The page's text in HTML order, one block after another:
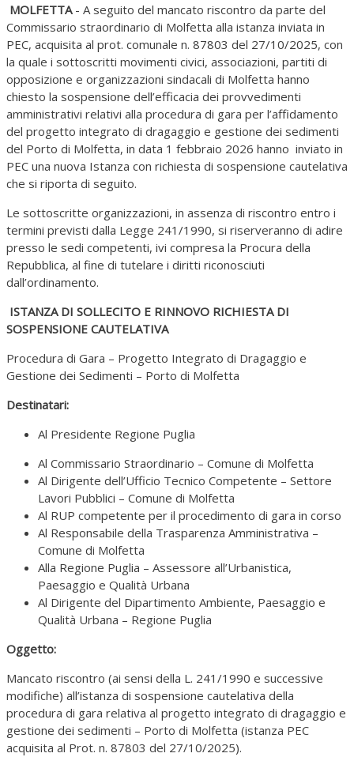
MOLFETTA- A seguito del mancato riscontro da parte del
Commissario straordinario di Molfetta alla istanza inviata in
PEC, acquisita al prot. comunale n. 87803 del 27/10/2025, con
la quale i sottoscritti movimenti civici, associazioni, partiti di
opposizione e organizzazioni sindacali di Molfetta hanno
chiesto la sospensione dell’efficacia dei provvedimenti
amministrativi relativi alla procedura di gara per l’affidamento
del progetto integrato di dragaggio e gestione dei sedimenti
del Porto di Molfetta, in data 1 febbraio 2026 hanno inviato in
PEC una nuova Istanza con richiesta di sospensione cautelativa
che si riporta di seguito.
Le sottoscritte organizzazioni, in assenza di riscontro entro i
termini previsti dalla Legge 241/1990, si riserveranno di adire
presso le sedi competenti, ivi compresa la Procura della
Repubblica, al fine di tutelare i diritti riconosciuti
dall’ordinamento.
ISTANZA DI SOLLECITO E RINNOVO RICHIESTA DI
SOSPENSIONE CAUTELATIVA
Procedura di Gara – Progetto Integrato di Dragaggio e
Gestione dei Sedimenti – Porto di Molfetta
Destinatari:
Al Presidente Regione Puglia
Al Commissario Straordinario – Comune di Molfetta
Al Dirigente dell’Ufficio Tecnico Competente – Settore
Lavori Pubblici – Comune di Molfetta
Al RUP competente per il procedimento di gara in corso
Al Responsabile della Trasparenza Amministrativa –
Comune di Molfetta
Alla Regione Puglia – Assessore all’Urbanistica,
Paesaggio e Qualità Urbana
Al Dirigente del Dipartimento Ambiente, Paesaggio e
Qualità Urbana – Regione Puglia
Oggetto:
Mancato riscontro (ai sensi della L. 241/1990 e successive
modifiche) all’istanza di sospensione cautelativa della
procedura di gara relativa al progetto integrato di dragaggio e
gestione dei sedimenti – Porto di Molfetta (istanza PEC
acquisita al Prot. n. 87803 del 27/10/2025).